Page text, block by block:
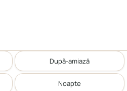
După-amiază
Noapte